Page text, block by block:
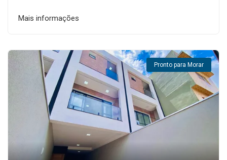
Mais informações
Pronto para Morar